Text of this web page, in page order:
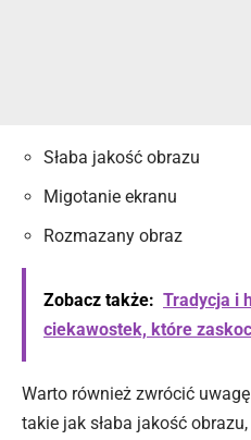
Słaba jakość obrazu
Migotanie ekranu
Rozmazany obraz
Zobacz także: Tradycja i
ciekawostek, które
Warto również zwrócić
takie jak słaba jakość